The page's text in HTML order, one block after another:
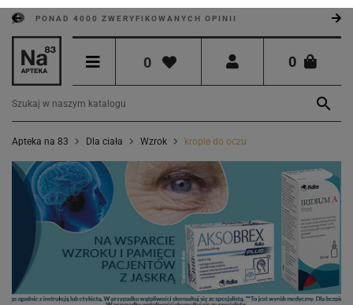
PONAD 4000 ZWERYFIKOWANYCH OPINII
0 0

Apteka na 83 Dla ciała Wzrok krople do oczu